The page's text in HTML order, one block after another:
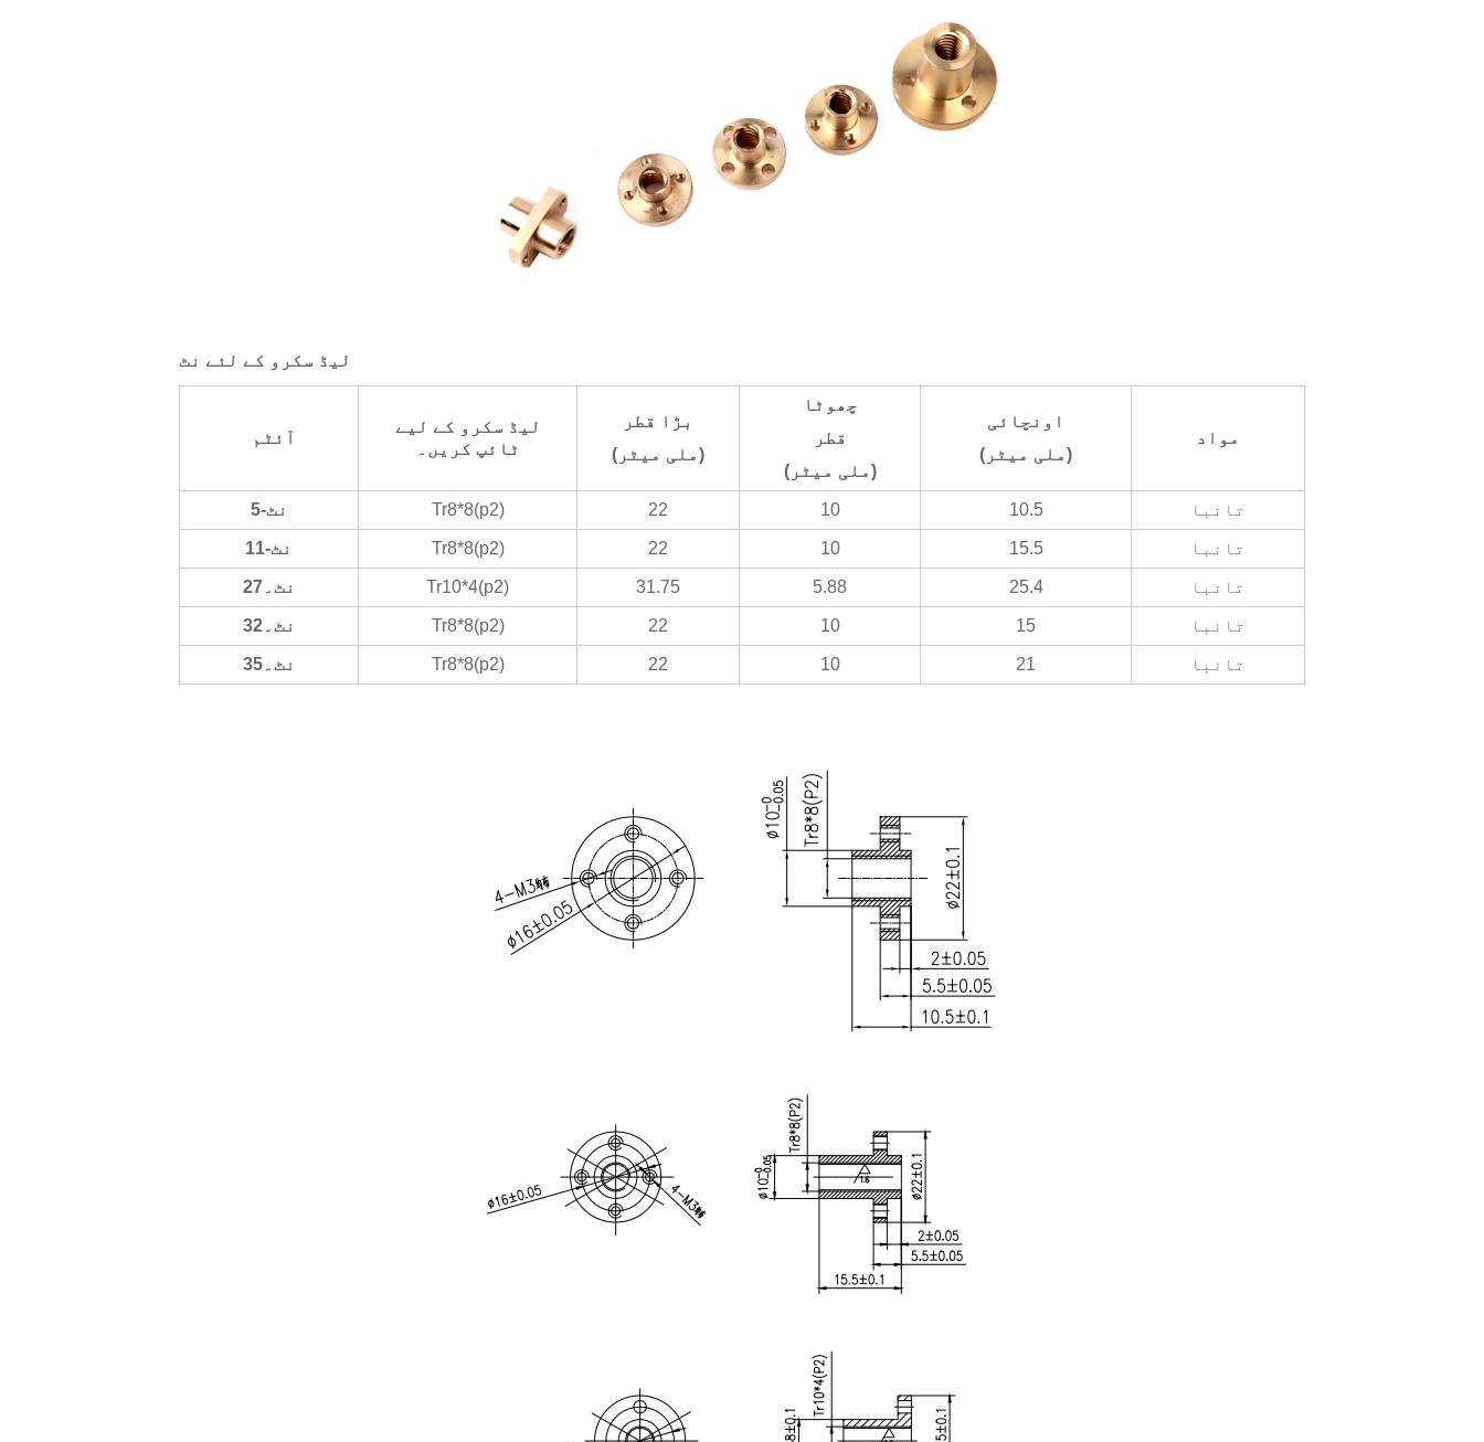
لیڈ سکرو کے لئے نٹ
آئٹم
لیڈ سکرو کے لیے
ٹائپ کریں۔
بڑا قطر
(ملی میٹر)
چھوٹا
قطر
(ملی میٹر)
اونچائی
(ملی میٹر)
مواد
نٹ-5 Tr8*8(p2) 22 10 10.5 تانبا
نٹ-11 Tr8*8(p2) 22 10 15.5 تانبا
نٹ۔27 Tr10*4(p2) 31.75 5.88 25.4 تانبا
نٹ۔32 Tr8*8(p2) 22 10 15 تانبا
نٹ۔35 Tr8*8(p2) 22 10 21 تانبا